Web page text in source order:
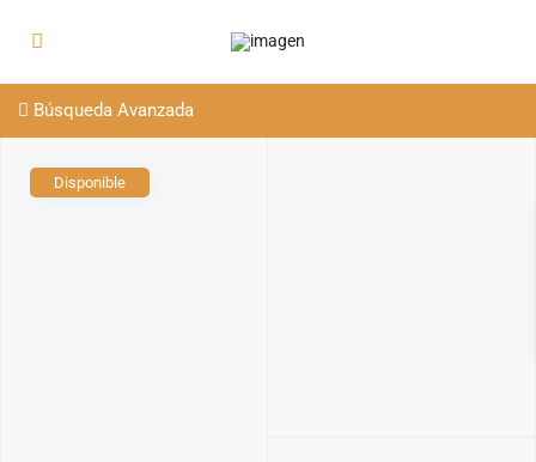
Búsqueda Avanzada
Disponible